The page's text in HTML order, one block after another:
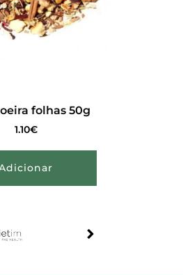
folhas 50g
1.10€